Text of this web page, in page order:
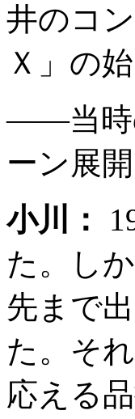
井のコ
Ｘ」の
――当時
ーン展
小川：
た。し
先まで
た。そ
応える